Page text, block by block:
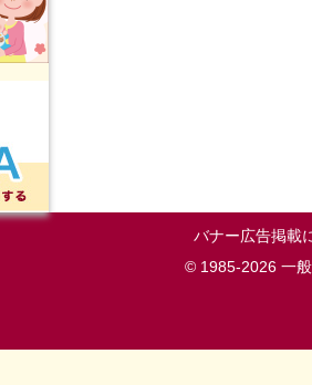
バナー広告掲載
© 1985-2026 一